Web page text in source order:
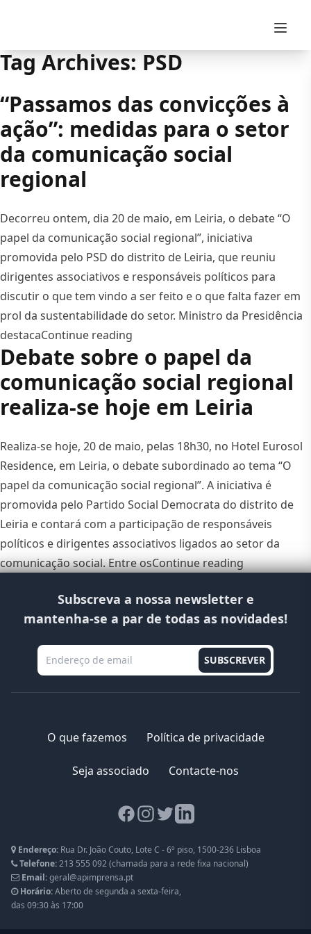
Tag Archives:PSD
“Passamos das convicções à
ação”: medidas para o setor
da comunicação social
regional
Decorreu ontem, dia 20 de maio, em Leiria, o debate “O
papel da comunicação social regional”, iniciativa
promovida pelo PSD do distrito de Leiria, que reuniu
dirigentes associativos e responsáveis políticos para
discutir o que tem vindo a ser feito e o que falta fazer em
prol da sustentabilidade do setor. Ministro da Presidência
destacaContinue reading
Debate sobre o papel da
comunicação social regional
realiza-se hoje em Leiria
Realiza-se hoje, 20 de maio, pelas 18h30, no Hotel Eurosol
Residence, em Leiria, o debate subordinado ao tema “O
papel da comunicação social regional”. A iniciativa é
promovida pelo Partido Social Democrata do distrito de
Leiria e contará com a participação de responsáveis
políticos e dirigentes associativos ligados ao setor da
comunicação social. Entre osContinue reading“Debate
Subscreva a nossa newsletter e
mantenha-se a par de todas as novidades!
O que fazemos Política de privacidade
Seja associado Contacte-nos
Endereço: Rua Dr. João Couto, Lote C - 6º piso, 1500-236 Lisboa
Telefone:213 555 092(chamada para a rede fixa nacional)
Email:geral@apimprensa.pt
Horário:Aberto de segunda a sexta-feira,
das 09:30 às 17:00